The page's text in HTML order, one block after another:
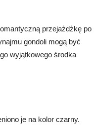
przejażdżkę po
gondoli mogą być
wyjątkowego środka
je na kolor czarny.